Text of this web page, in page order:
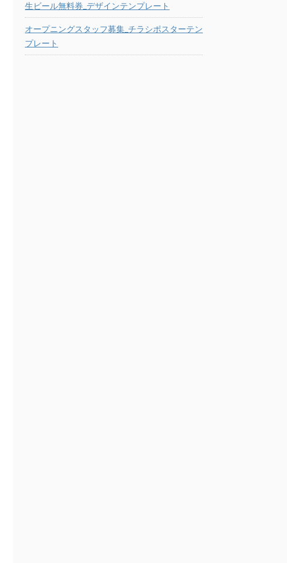
生ビール無料券_デザインテンプレート
オープニングスタッフ募集_チラシポスターテン
プレート